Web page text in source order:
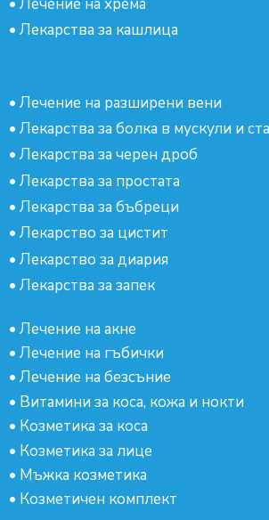
• Лекарства за кашлица
• Лечение на разширени вени
• Лекарства за болка в мускули и
• Лекарства за черен дроб
• Лекарства за простата
• Лекарства за бъбреци
• Лекарство за цистит
• Лекарство за диария
• Лекарства за запек
• Лечение на акне
• Лечение на гъбички
• Лечение на безсъние
• Витамини за коса, кожа и нокти
• Козметика за коса
• Козметика за лице
• Мъжка козметика
• Козметичен комплект